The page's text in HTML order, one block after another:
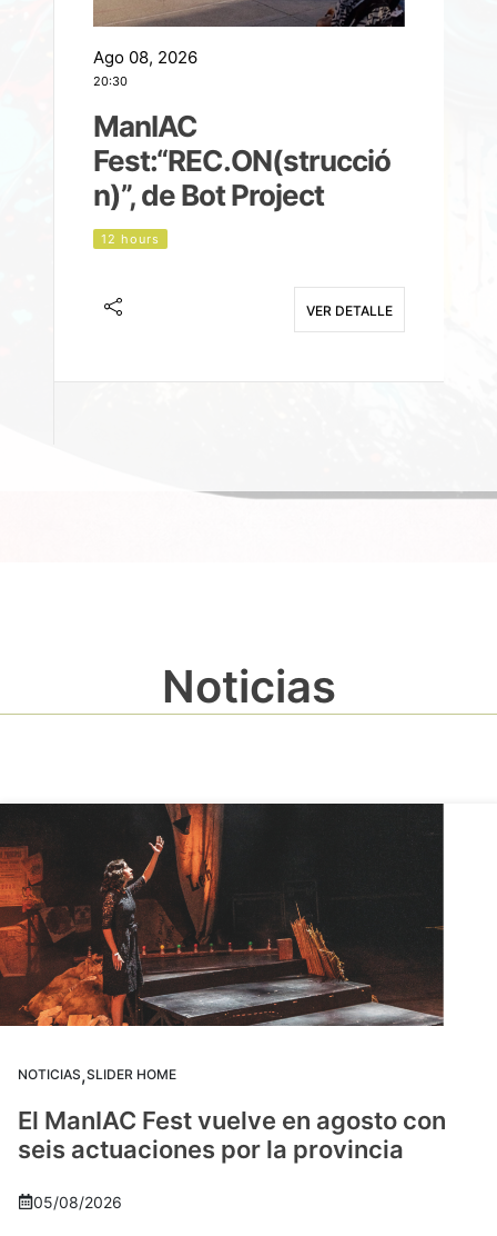
Ago 08, 2026
20:30
ManIAC
Fest:“REC.ON(strucció
n)”, de Bot Project
12 hours
VER DETALLE
Noticias
NOTICIAS,SLIDER HOME
El ManIAC Fest vuelve en agosto con
seis actuaciones por la provincia
05/08/2026